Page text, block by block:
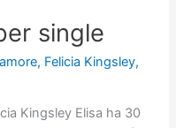
single
amore, Felicia Kingsley,
Kingsley Elisa ha 30